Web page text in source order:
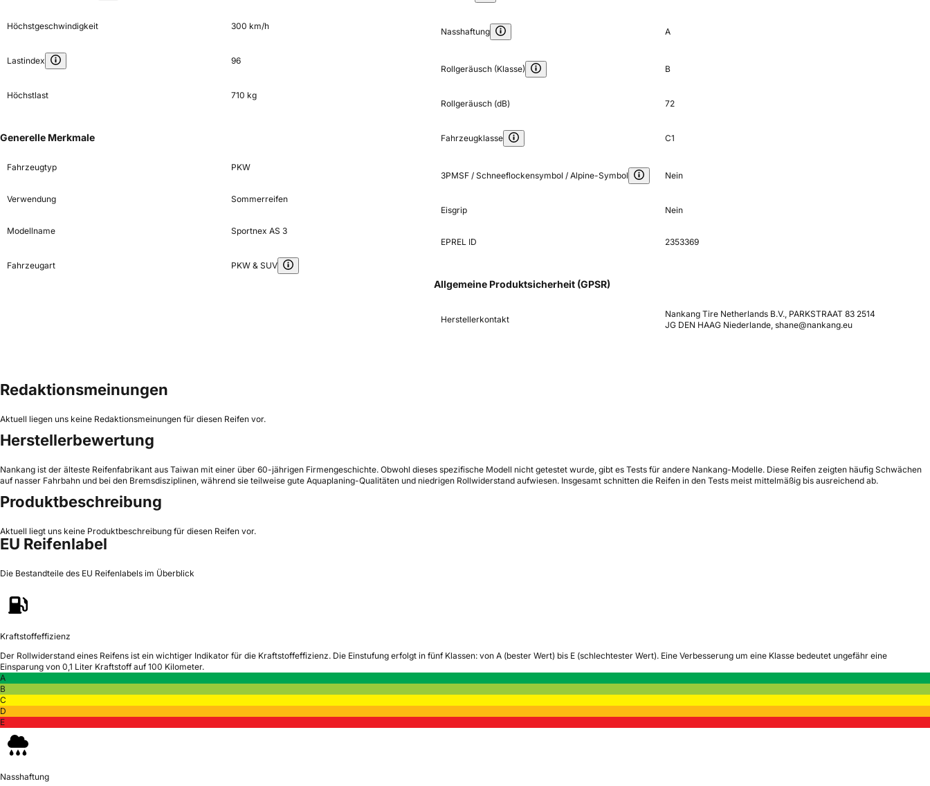
Höchstgeschwindigkeit 300 km/h
Lastindex 96
Höchstlast 710 kg
Generelle Merkmale
Fahrzeugtyp PKW
Verwendung Sommerreifen
Modellname Sportnex AS 3
Fahrzeugart PKW & SUV
Nasshaftung A
Rollgeräusch (Klasse) B
Rollgeräusch (dB) 72
Fahrzeugklasse C1
3PMSF / Schneeflockensymbol / Alpine-Symbol Nein
Eisgrip Nein
EPREL ID 2353369
Allgemeine Produktsicherheit (GPSR)
Herstellerkontakt
Nankang Tire Netherlands B.V., PARKSTRAAT 83 2514
JG DEN HAAG Niederlande, shane@nankang.eu
Redaktionsmeinungen
Aktuell liegen uns keine Redaktionsmeinungen für diesen Reifen vor.
Herstellerbewertung
Nankang ist der älteste Reifenfabrikant aus Taiwan mit einer über 60-jährigen Firmengeschichte. Obwohl dieses spezifische Modell nicht getestet wurde, gibt es Tests für andere Nankang-Modelle. Diese Reifen zeigten häufig Schwächen
auf nasser Fahrbahn und bei den Bremsdisziplinen, während sie teilweise gute Aquaplaning-Qualitäten und niedrigen Rollwiderstand aufwiesen. Insgesamt schnitten die Reifen in den Tests meist mittelmäßig bis ausreichend ab.
Produktbeschreibung
Aktuell liegt uns keine Produktbeschreibung für diesen Reifen vor.
EU Reifenlabel
Die Bestandteile des EU Reifenlabels im Überblick
Kraftstoffeffizienz
Der Rollwiderstand eines Reifens ist ein wichtiger Indikator für die Kraftstoffeffizienz. Die Einstufung erfolgt in fünf Klassen: von A (bester Wert) bis E (schlechtester Wert). Eine Verbesserung um eine Klasse bedeutet ungefähr eine
Einsparung von 0,1 Liter Kraftstoff auf 100 Kilometer.
A
B
C
D
E
Nasshaftung